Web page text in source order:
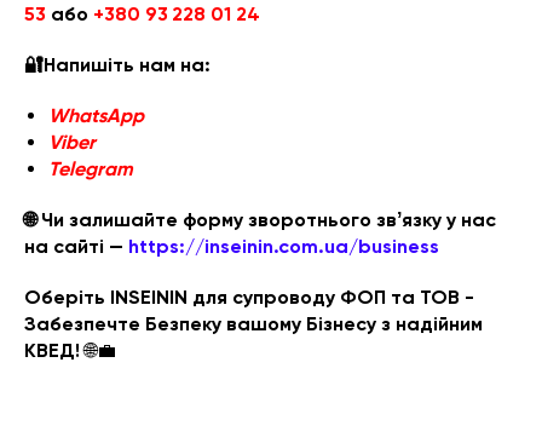
53 або +380 93 228 01 24
🔐Напишіть нам на:
WhatsApp
Viber
Telegram
🌐 Чи залишайте форму зворотнього звʼязку у нас
на сайті — https://inseinin.com.ua/business
Оберіть INSEININ для супроводу ФОП та ТОВ -
Забезпечте Безпеку вашому Бізнесу з надійним
КВЕД!🌐💼